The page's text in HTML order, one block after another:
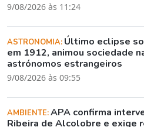
9/08/2026 às 11:24
ASTRONOMIA: Último eclipse
em 1912, animou sociedade
astrónomos estrangeiros
9/08/2026 às 09:55
AMBIENTE:APA confirma
Ribeira de Alcolobre e exige